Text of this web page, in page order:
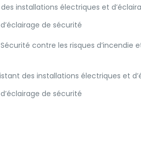
installations électriques et
de sécurité
contre les risques d’incendie
des installations électriques et
de sécurité